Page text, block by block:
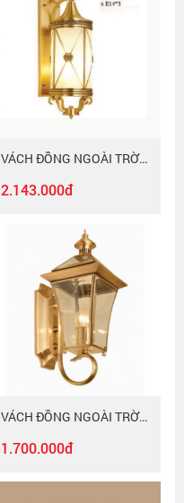
VÁCH ĐỒNG NGOÀI TRỜI VD - 686B - 18
2.143.000đ
VÁCH ĐỒNG NGOÀI TRỜI VD - 684
1.700.000đ